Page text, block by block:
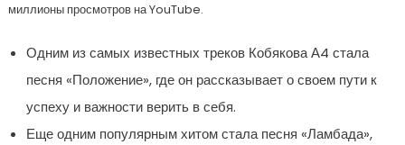
миллионы просмотров на YouTube.
Одним из самых известных треков Кобякова А4 стала
песня «Положение», где он рассказывает о своем пути к
успеху и важности верить в себя.
Еще одним популярным хитом стала песня «Ламбада»,